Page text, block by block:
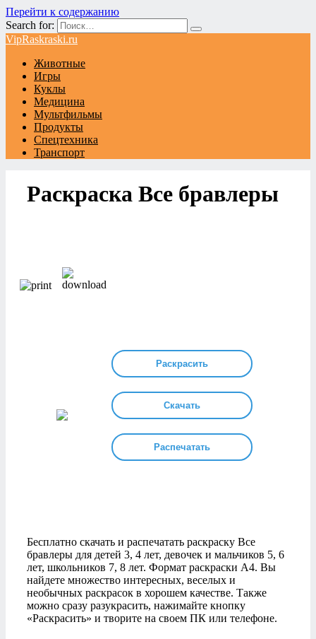
Перейти к содержанию
Search for:
VipRaskraski.ru
Животные
Игры
Куклы
Медицина
Мультфильмы
Продукты
Спецтехника
Транспорт
Раскраска Все бравлеры
Раскрасить
Скачать
Распечатать
Бесплатно скачать и распечатать раскраску Все
бравлеры для детей 3, 4 лет, девочек и мальчиков 5, 6
лет, школьников 7, 8 лет. Формат раскраски А4. Вы
найдете множество интересных, веселых и
необычных раскрасок в хорошем качестве. Также
можно сразу разукрасить, нажимайте кнопку
«Раскрасить» и творите на своем ПК или телефоне.